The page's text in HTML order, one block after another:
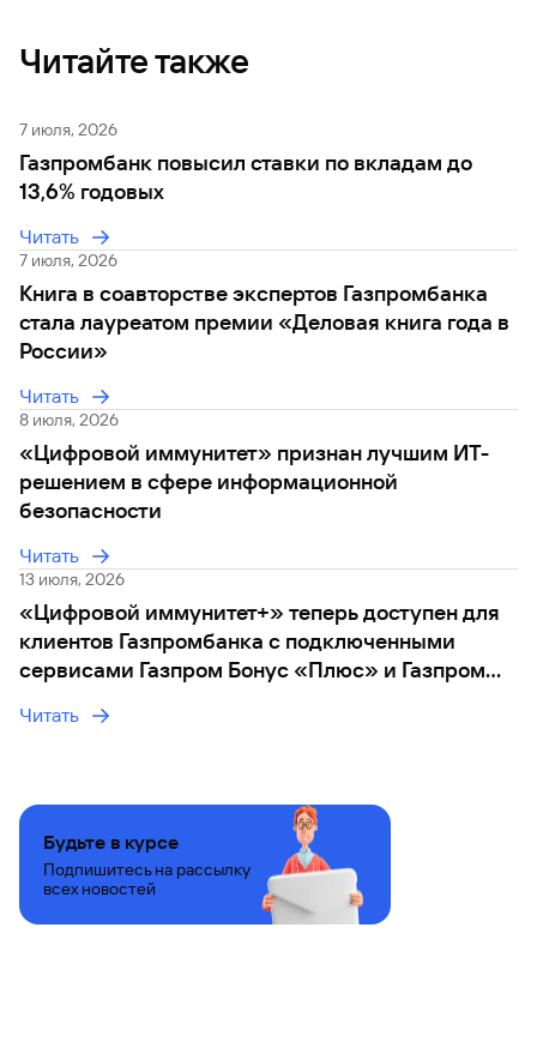
Быстрый
поиск
сайту
Вклады
Читайте также
7 июля, 2026
Газпромбанк повысил ставки по вкладам до
13,6% годовых
Читать
7 июля, 2026
Книга в соавторстве экспертов Газпромбанка
стала лауреатом премии «Деловая книга года в
России»
Читать
8 июля, 2026
«Цифровой иммунитет» признан лучшим ИТ-
решением в сфере информационной
безопасности
Читать
13 июля, 2026
«Цифровой иммунитет+» теперь доступен для
клиентов Газпромбанка с подключенными
сервисами Газпром Бонус «Плюс» и Газпром
Читать
Будьте в курсе
Подпишитесь на рассылку
всех новостей